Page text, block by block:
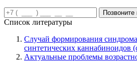
Позвоните
Список литературы
Случай формирования
синтетических каннабиноидов
Актуальные проблемы